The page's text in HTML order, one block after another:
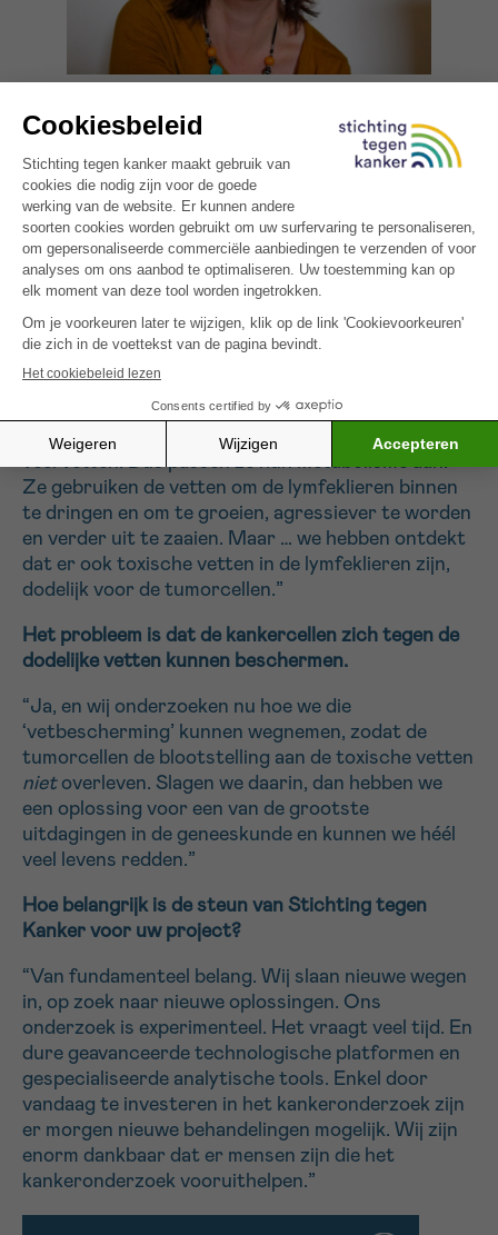
“Maar liefst 80 à 90 procent van de overlijdens
door kanker komt door uitzaaiingen. Hoe meer we
over uitzaaiingen weten, hoe beter de
behandelingen worden en hoe meer levens we
redden.”
Prof. Agnès Noël, GIGA Cancer-instituut, ULiège
Een belangrijke ontdekking die u deed, is die van de
toxische vetten.
“Tumorcellen hebben glucose nodig, maar in het
lymfestelsel vinden ze weinig suiker. Wel relatief
veel vetten. Dus passen ze hun metabolisme aan.
Ze gebruiken de vetten om de lymfeklieren binnen
te dringen en om te groeien, agressiever te worden
en verder uit te zaaien. Maar … we hebben ontdekt
dat er ook toxische vetten in de lymfeklieren zijn,
dodelijk voor de tumorcellen.”
Het probleem is dat de kankercellen zich tegen de
dodelijke vetten kunnen beschermen.
“Ja, en wij onderzoeken nu hoe we die
‘vetbescherming’ kunnen wegnemen, zodat de
tumorcellen de blootstelling aan de toxische vetten
nietoverleven. Slagen we daarin, dan hebben we
een oplossing voor een van de grootste
uitdagingen in de geneeskunde en kunnen we héél
veel levens redden.”
Hoe belangrijk is de steun van Stichting tegen
Kanker voor uw project?
“Van fundamenteel belang. Wij slaan nieuwe wegen
in, op zoek naar nieuwe oplossingen. Ons
onderzoek is experimenteel. Het vraagt veel tijd. En
dure geavanceerde technologische platformen en
gespecialiseerde analytische tools. Enkel door
vandaag te investeren in het kankeronderzoek zijn
er morgen nieuwe behandelingen mogelijk. Wij zijn
enorm dankbaar dat er mensen zijn die het
kankeronderzoek vooruithelpen.”